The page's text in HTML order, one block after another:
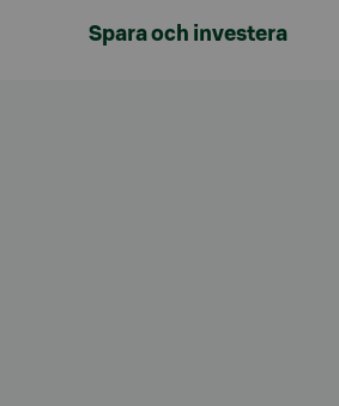
Spara och investera